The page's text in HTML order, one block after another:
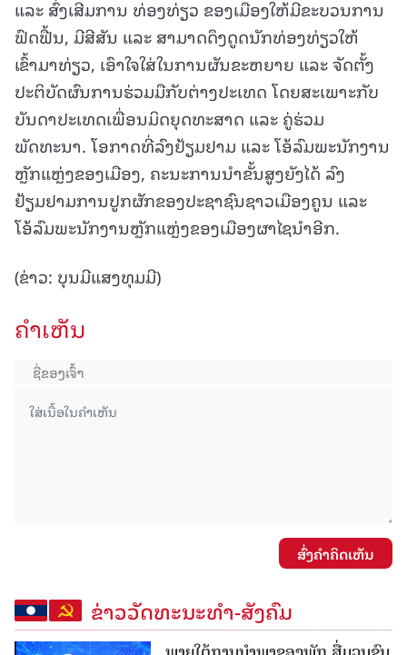
ແລະ ສົ່ງເສີມການ ທ່ອງທ່ຽວ ຂອງເມືອງໃຫ້ມີຂະບວນການ
ຟົດຟື້ນ, ມີສີສັນ ແລະ ສາມາດດຶງດູດນັກທ່ອງທ່ຽວໃຫ້
ເຂົ້າມາທ່ຽວ, ເອົາໃຈໃສ່ໃນການຜັນຂະຫຍາຍ ແລະ ຈັດຕັ້ງ
ປະຕິບັດຜົນການຮ່ວມມືກັບຕ່າງປະເທດ ໂດຍສະເພາະກັບ
ບັນດາປະເທດເພື່ອນມິດຍຸດທະສາດ ແລະ ຄູ່ຮ່ວມ
ພັດທະນາ. ໂອກາດທີ່ລົງຢ້ຽມຢາມ ແລະ ໂອ້ລົມພະນັກງານ
ຫຼັກແຫຼ່ງຂອງເມືອງ, ຄະນະການນຳຂັ້ນສູງຍັງໄດ້ ລົງ
ຢ້ຽມຢາມການປູກຜັກຂອງປະຊາຊົນຊາວເມືອງຄູນ ແລະ
ໂອ້ລົມພະນັກງານຫຼັກແຫຼ່ງຂອງເມືອງຜາໄຊນຳອີກ.
(ຂ່າວ: ບຸນມີແສງທຸມມີ)
ຄໍາເຫັນ
ສົ່ງຄໍາຄິດເຫັນ
ຂ່າວວັດທະນະທຳ-ສັງຄົມ